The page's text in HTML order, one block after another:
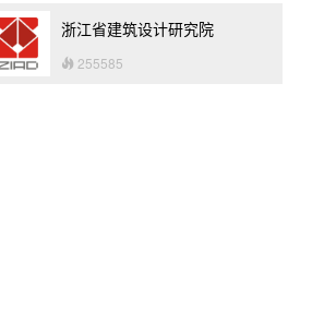
浙江省建筑设计研究院
255585